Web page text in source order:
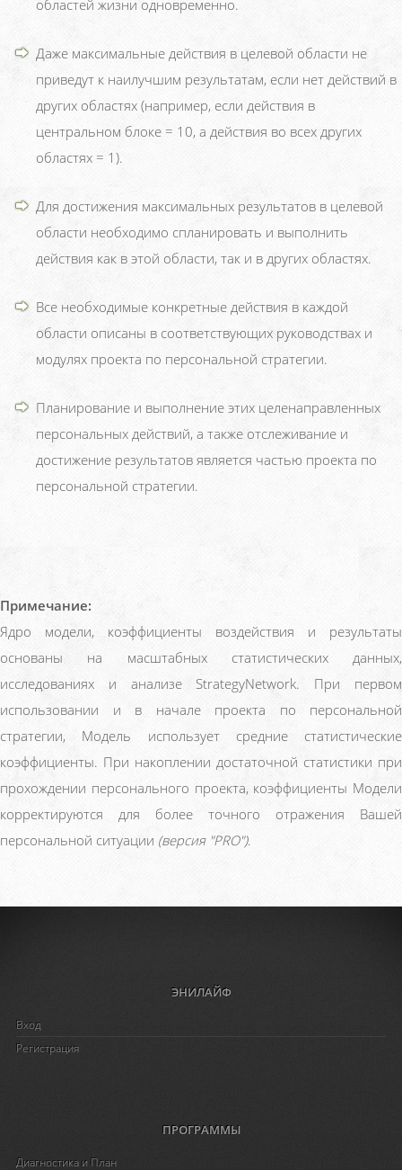
областей жизни одновременно.
Даже максимальные действия в целевой области не
приведут к наилучшим результатам, если нет действий в
других областях (например, если действия в
центральном блоке = 10, а действия во всех других
областях = 1).
Для достижения максимальных результатов в целевой
области необходимо спланировать и выполнить
действия как в этой области, так и в других областях.
Все необходимые конкретные действия в каждой
области описаны в соответствующих руководствах и
модулях проекта по персональной стратегии.
Планирование и выполнение этих целенаправленных
персональных действий, а также отслеживание и
достижение результатов является частью проекта по
персональной стратегии.
Примечание:
Ядро модели, коэффициенты воздействия и результаты
основаны на масштабных статистических данных,
исследованиях и анализе StrategyNetwork. При первом
использовании и в начале проекта по персональной
стратегии, Модель использует средние статистические
коэффициенты. При накоплении достаточной статистики при
прохождении персонального проекта, коэффициенты Модели
корректируются для более точного отражения Вашей
персональной ситуации (версия "PRO").
ЭНИЛАЙФ
Вход
Регистрация
ПРОГРАММЫ
Диагностика и План